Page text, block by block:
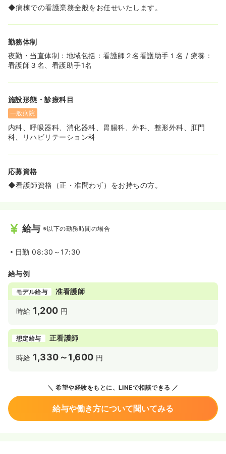
様の急な発熱や行事によるお休みにも非常に理解がある職
◆稼ぎたい方は夜勤多め、子育て中の方は日勤のみや時短
す。
≪仕事とプライベートのメリハリを大切にできます！≫
るよう病棟全体で協力し合う風土が根付いています。
頑張りがしっかりと還元される仕組みです！
≪丁寧な現場教育で安心してお仕事をスタートできます！
≫
◆入職後はOJT担当がつき、各部署のカリキュラムに沿っ
ォローし合う温かいチームワークが整っています！
◆病棟での看護業務全般をお任せいたします。
勤務体制
夜勤・当直体制：地域包括：看護師２名看護助手１名 / 療養：
看護師３名、看護助手1名
施設形態・診療科目
一般病院
内科、呼吸器科、消化器科、胃腸科、外科、整形外科、肛門
科、リハビリテーション科
応募資格
◆看護師資格（正・准問わず）をお持ちの方。
給与 ※以下の勤務時間の場合
日勤 08:30～17:30
給与例
モデル給与 准看護師
時給 1,200 円
想定給与 正看護師
時給 1,330～1,600 円
希望や経験をもとに、LINEで相談できる
給与や働き方について聞いてみる